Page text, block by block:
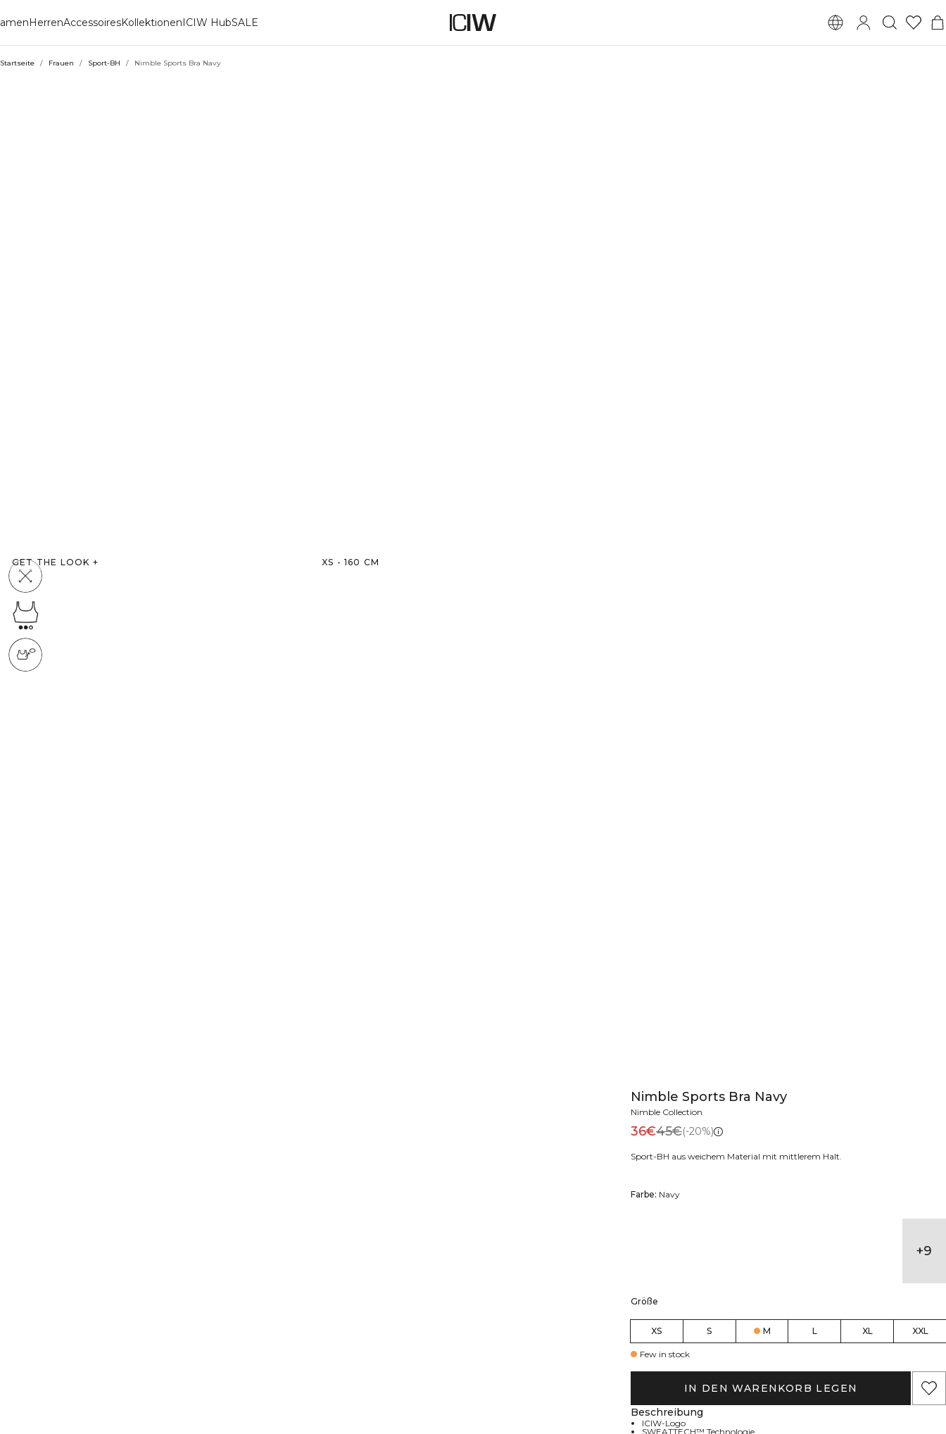
HerrenAccessoiresKollektionenICIW HubSALE
Startseite / Frauen / Sport-BH / Nimble Sports Bra Navy
GET THE LOOK + XS - 160 CM
Nimble Sports Bra Navy
Nimble Collection
36€45€(-20%)
Sport-BH aus weichem Material mit mittlerem Halt.
Farbe: Navy
+9
Größe
XS S M L XL XXL
Few in stock
IN DEN WARENKORB LEGEN
Beschreibung
ICIW-Logo
SWEATTECH™ Technologie